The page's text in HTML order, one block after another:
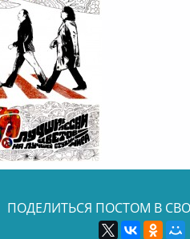
ПОДЕЛИТЬСЯ ПОСТОМ В